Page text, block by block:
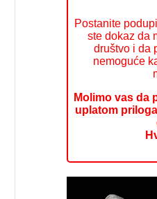
Postanite
ste dokaz da
društvo i da
nemoguće
Molimo vas da
uplatom